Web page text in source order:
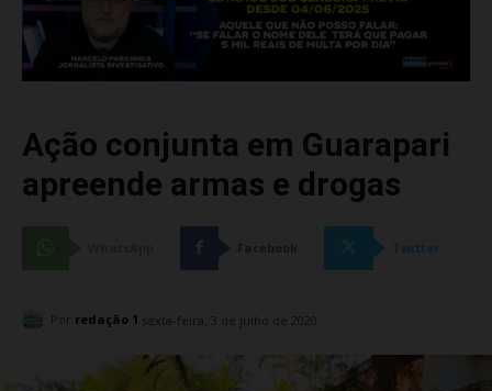
Ação conjunta em Guarapari
apreende armas e drogas
Facebook Twitter
Por redação 1 sexta-feira, 3 de julho de 2020